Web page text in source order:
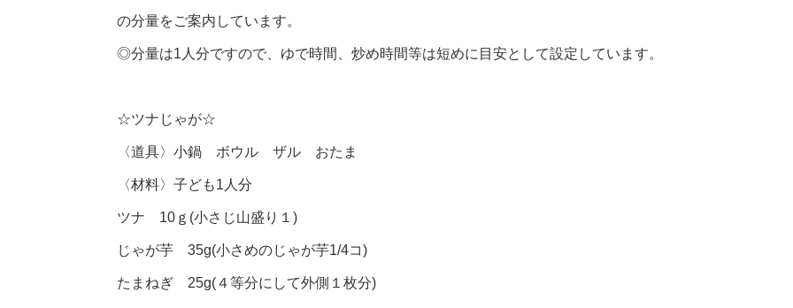
の分量をご案内しています。
◎分量は1人分ですので、ゆで時間、炒め時間等は短めに目安として設定しています。
☆ツナじゃが☆
〈道具〉小鍋 ボウル ザル おたま
〈材料〉子ども1人分
ツナ 10ｇ(小さじ山盛り１)
じゃが芋 35g(小さめのじゃが芋1/4コ)
たまねぎ 25g(４等分にして外側１枚分)